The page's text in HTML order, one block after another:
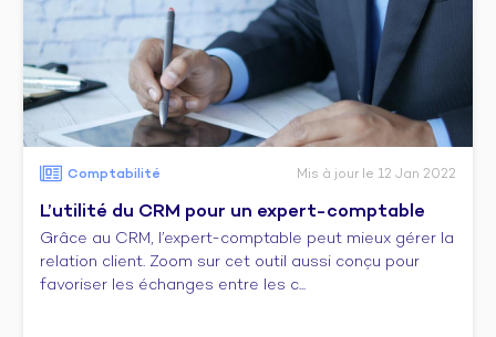
Comptabilité Mis à jour le 12 Jan 2022
L’utilité du CRM pour un expert-comptable
Grâce au CRM, l’expert-comptable peut mieux gérer la
relation client. Zoom sur cet outil aussi conçu pour
favoriser les échanges entre les c...